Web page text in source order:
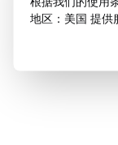
地区：美国 提供